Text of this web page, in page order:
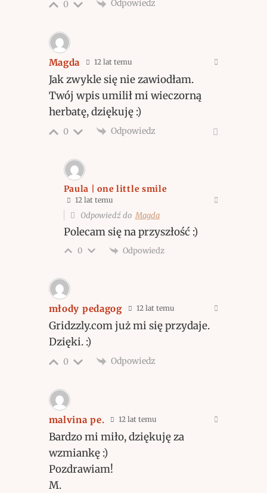
0 Odpowiedz
Magda 12 lat temu
Jak zwykle się nie zawiodłam.
Twój wpis umilił mi wieczorną
herbatę, dziękuję :)
0 Odpowiedz
Paula | one little smile
12 lat temu
Odpowiedź doMagda
Polecam się na przyszłość :)
0 Odpowiedz
młody pedagog 12 lat temu
Gridzzly.com już mi się przydaje.
Dzięki. :)
0 Odpowiedz
malvina pe. 12 lat temu
Bardzo mi miło, dziękuję za
wzmiankę :)
Pozdrawiam!
M.